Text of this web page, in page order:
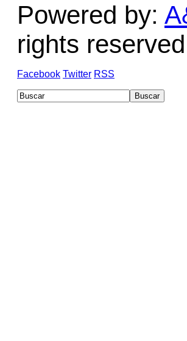
Powered by:
rights
Facebook Twitter RSS